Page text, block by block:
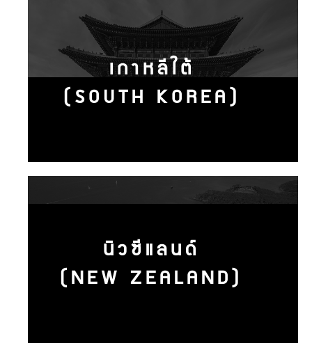
เกาหลีใต้
(SOUTH KOREA)
นิวซีแลนด์
(NEW ZEALAND)